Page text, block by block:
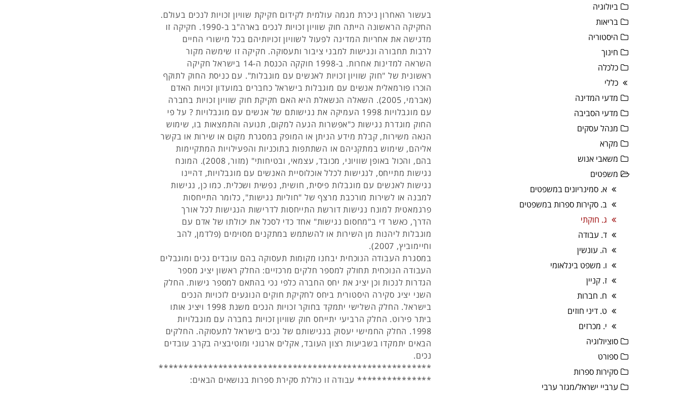
בעשור האחרון ניכרת מגמה עולמית לקידום חקיקת שוויון זכויות לנכים בעולם.
החקיקה הראשונה הייתה חוק שוויון זכויות לנכים בארה"ב ב-1990. חקיקה זו
מדגישה את אחריות המדינה לפעול לשוויון זכויותיהם בכל מישורי החיים
לרבות תחבורה ונגישות למבני ציבור ותעסוקה. חקיקה זו שימשה מקור
השראה למדינות אחרות. ב-1998 חוקקה הכנסת ה-14 בישראל חקיקה
ראשונית של "חוק שוויון זכויות לאנשים עם מוגבלות". עם כניסת החוק לתוקף
הוכרו פורמאלית אנשים עם מוגבלות בישראל כחברים במועדון זכויות האדם
(אברמי, 2005). השאלה הנשאלת היא האם חקיקת חוק שוויון זכויות בחברה
עם מוגבלויות 1998 העמיקה את נגישותם של אנשים עם מוגבלויות ? על פי
החוק מוגדרת נגישות כ"אפשרות הגעה למקום, תנועה והתמצאות בו, שימוש
הנאה משירות, קבלת מידע הניתן או המופק במסגרת מקום או שירות או בקשר
אליהם, שימוש במתקניהם או השתתפות בתוכניות והפעילויות המתקיימות
בהם, והכול באופן שוויוני, מכובד, עצמאי, ובטיחותי" (מזור, 2008). המונח
נגישות מתייחס, לנגישות לכלל אוכלוסיית האנשים עם מוגבלויות, דהיינו
נגישות לאנשים עם מוגבלות פיסית, חושית, נפשית ושכלית. כמו כן, נגישות
למבנה או לשירות מורכבת מרצף של "חוליות נגישות", כלומר התייחסות
פרגמאטית למונח נגישות דורשת התייחסות לדרישות הנגישות לכל אורך
הדרך, כאשר די ב"מחסום נגישות" אחד כדי לסכל את יכולתו של אדם עם
מוגבלות ליהנות מן השירות או להשתמש במתקנים מסוימים (פלדמן, להב
וחיימוביץ, 2007).
במסגרת העבודה הנוכחית יבחנו מקומות תעסוקה בהם עובדים נכים ומוגבלים
העבודה הנוכחית תחולק למספר חלקים מרכזיים: החלק ראשון יציג מספר
הגדרות לנכות וכן יציג את יחס החברה כלפי נכי בהתאם למספר גישות. החלק
השני יציג סקירה היסטורית ביחס לחקיקת חוקים הנוגעים לזכויות הנכים
בישראל. החלק השלישי יתמקד בחוקר זכויות הנכים משנת 1998 ויציג אותו
ביתר פירוט. החלק הרביעי יתייחס חוק שוויון זכויות בחברה עם מוגבלויות
1998. החלק החמישי יעסוק בנגישותם של נכים בישראל לתעסוקה. החלקים
הבאים יתמקדו בשביעות רצון העובד, אקלים ארגוני ומוטיבציה בקרב עובדים
נכים.
*******************************************************
*************** עבודה זו כוללת סקירת ספרות בנושאים הבאים:
ביולוגיה
בריאות
היסטוריה
חינוך
כלכלה
כללי
מדעי המדינה
מדעי הסביבה
מנהל עסקים
מקרא
משאבי אנוש
משפטים
א. סמינריונים במשפטים
ב. סקירות ספרות במשפטים
ג. חוקתי
ד. עבודה
ה. עונשין
ו. משפט בינלאומי
ז. קניין
ח. חברות
ט. דיני חוזים
י. מכרזים
סוציולוגיה
ספורט
סקירות ספרות
ערביי ישראל/מגזר ערבי